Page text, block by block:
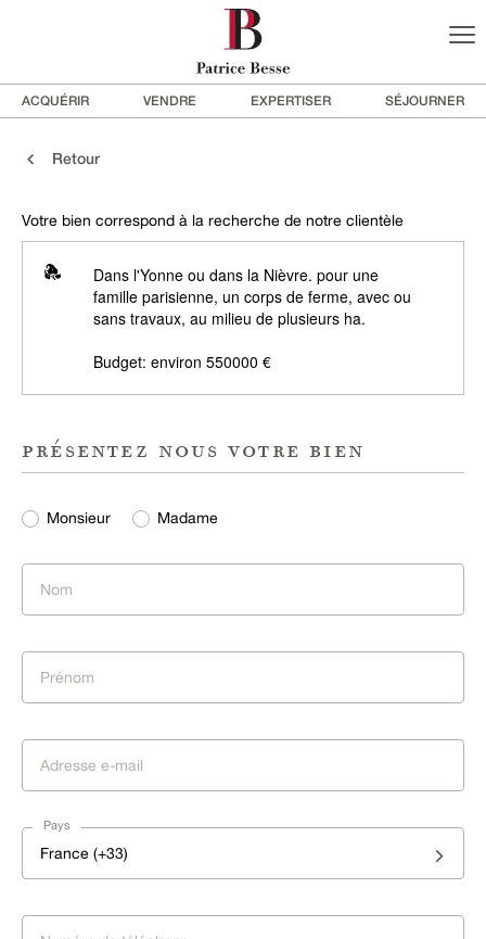
ACQUÉRIR VENDRE EXPERTISER SÉJOURNER
Retour
Votre bien correspond à la recherche de notre clientèle
Dans l'Yonne ou dans la Nièvre. pour une
famille parisienne, un corps de ferme, avec ou
sans travaux, au milieu de plusieurs ha.
Budget: environ 550000 €
présentez nous votre bien
Monsieur Madame
Pays
France (+33)